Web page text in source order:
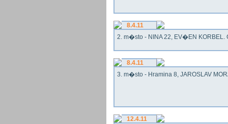
8.4.11
2. m�sto - NINA 22, EV�EN KORBEL.
8.4.11
3. m�sto - Hramina 8, JAROSLAV
12.4.11